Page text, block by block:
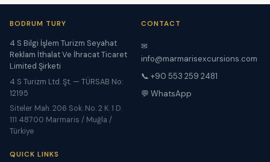
BODRUM TURY
4 S Bilgi İşlem Turizm Seyahat
Reklam İthalat Ve İhracat Ticaret
Limited Şirketi
4 S Turizm Ltd. Şt. — TÜRSAB No:
12195
Siteler Mah. 206 Sok. No. 2 K. 1 D.
111 48700 Marmaris / Muğla /
Türkiye
CONTACT
✉
info@marmarisexcursions.com
📞 +90 553 259 2481
💬 WhatsApp
QUICK LINKS